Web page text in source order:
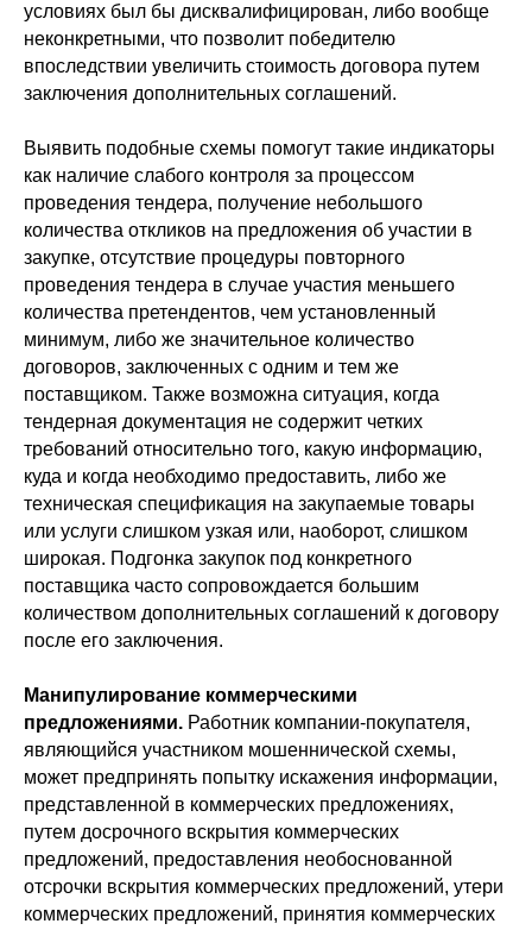
условиях был бы дисквалифицирован, либо вообще
неконкретными, что позволит победителю
впоследствии увеличить стоимость договора путем
заключения дополнительных соглашений.
Выявить подобные схемы помогут такие индикаторы
как наличие слабого контроля за процессом
проведения тендера, получение небольшого
количества откликов на предложения об участии в
закупке, отсутствие процедуры повторного
проведения тендера в случае участия меньшего
количества претендентов, чем установленный
минимум, либо же значительное количество
договоров, заключенных с одним и тем же
поставщиком. Также возможна ситуация, когда
тендерная документация не содержит четких
требований относительно того, какую информацию,
куда и когда необходимо предоставить, либо же
техническая спецификация на закупаемые товары
или услуги слишком узкая или, наоборот, слишком
широкая. Подгонка закупок под конкретного
поставщика часто сопровождается большим
количеством дополнительных соглашений к договору
после его заключения.
Манипулирование коммерческими
предложениями. Работник компании-покупателя,
являющийся участником мошеннической схемы,
может предпринять попытку искажения информации,
представленной в коммерческих предложениях,
путем досрочного вскрытия коммерческих
предложений, предоставления необоснованной
отсрочки вскрытия коммерческих предложений, утери
коммерческих предложений, принятия коммерческих